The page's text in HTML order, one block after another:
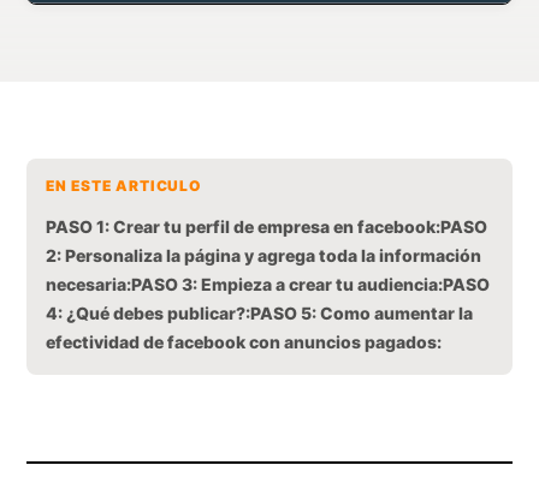
EN ESTE ARTICULO
PASO 1: Crear tu perfil de empresa en facebook:PASO
2: Personaliza la página y agrega toda la información
necesaria:PASO 3: Empieza a crear tu audiencia:PASO
4: ¿Qué debes publicar?:PASO 5: Como aumentar la
efectividad de facebook con anuncios pagados: